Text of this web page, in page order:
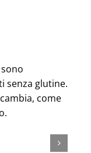
senza glutine.
come